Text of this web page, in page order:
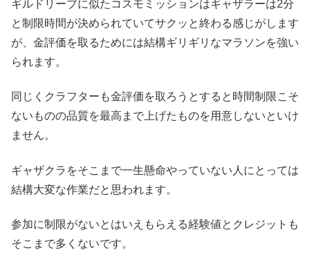
ギルドリーブに似たコスモミッションはギャザラーは2分
と制限時間が決められていてサクッと終わる感じがします
が、金評価を取るためには結構ギリギリなマラソンを強い
られます。
同じくクラフターも金評価を取ろうとすると時間制限こそ
ないものの品質を最高まで上げたものを用意しないといけ
ません。
ギャザクラをそこまで一生懸命やっていない人にとっては
結構大変な作業だと思われます。
参加に制限がないとはいえもらえる経験値とクレジットも
そこまで多くないです。